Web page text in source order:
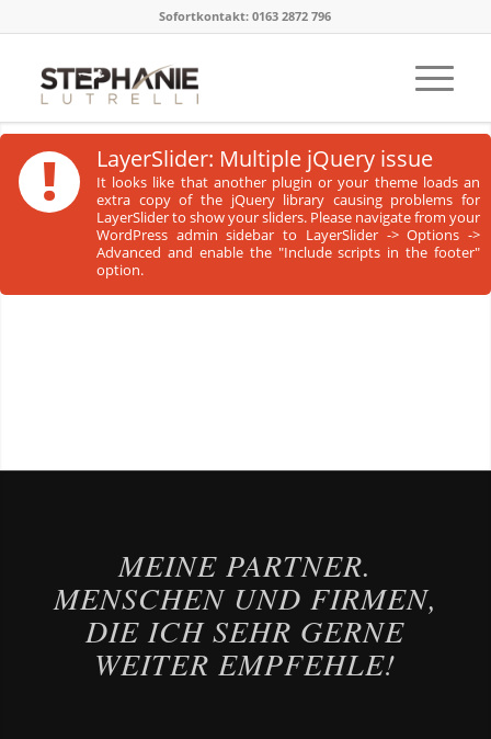
Sofortkontakt: 0163 2872 796
! LayerSlider: Multiple jQuery issue
It looks like that another plugin or your theme loads an
extra copy of the jQuery library causing problems for
LayerSlider to show your sliders. Please navigate from your
WordPress admin sidebar to LayerSlider -> Options ->
Advanced and enable the "Include scripts in the footer"
option.
MEINE PARTNER.
MENSCHEN UND FIRMEN,
DIE ICH SEHR GERNE
WEITER EMPFEHLE!